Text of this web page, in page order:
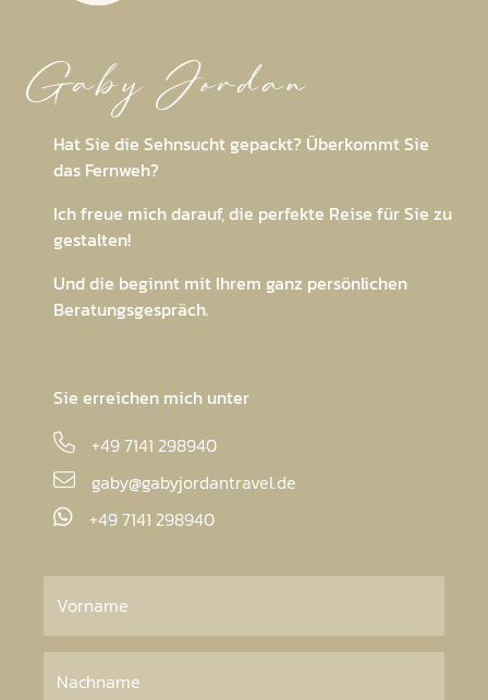
Gaby Jordan
Hat Sie die Sehnsucht gepackt? Überkommt Sie
das Fernweh?
Ich freue mich darauf, die perfekte Reise für Sie zu
gestalten!
Und die beginnt mit Ihrem ganz persönlichen
Beratungsgespräch.
Sie erreichen mich unter
+49 7141 298940
gaby@gabyjordantravel.de
+49 7141 298940